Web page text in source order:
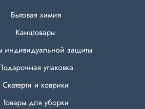
Бытовая химия
Канцтовары
индивидуальной защиты
упаковка
Скатерти и коврики
Товары для уборки